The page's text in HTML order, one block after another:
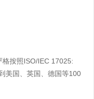
按照ISO/IEC 17025:
美国、英国、德国等100